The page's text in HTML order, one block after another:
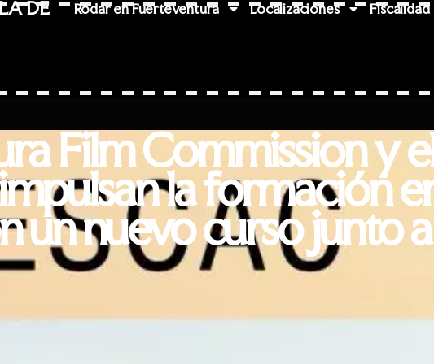
DE Rodar en Fuerteventura Localizaciones Fiscalidad
Film Commission y
la formación
un nuevo curso junto